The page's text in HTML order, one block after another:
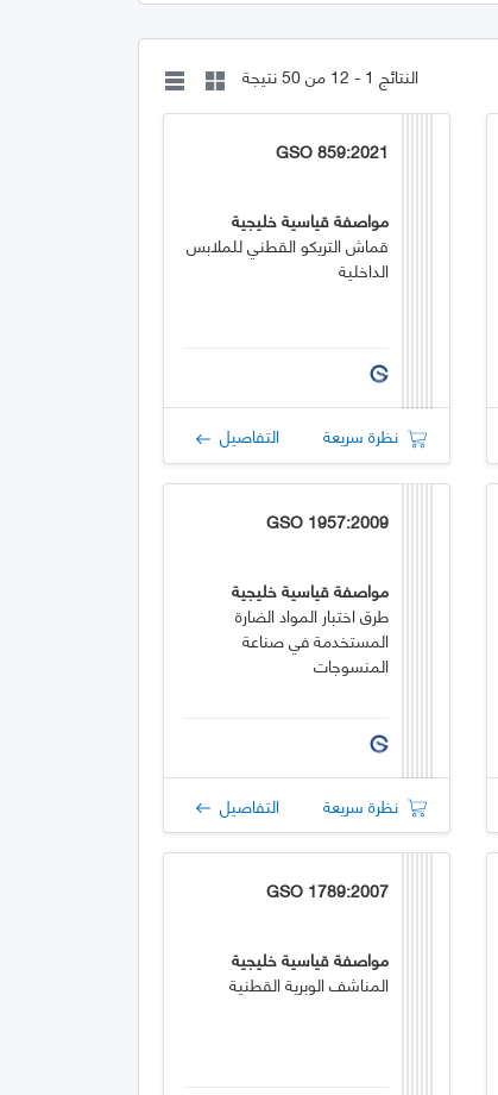
النتائج 1 - 12 من 50 نتيجة
GSO 859:2021
مواصفة قياسية خليجية
قماش التريكو القطني للملابس
الداخلية
نظرة سريعة التفاصيل
GSO 1957:2009
مواصفة قياسية خليجية
طرق اختبار المواد الضارة
المستخدمة في صناعة
المنسوجات
نظرة سريعة التفاصيل
GSO 1789:2007
مواصفة قياسية خليجية
المناشف الوبرية القطنية